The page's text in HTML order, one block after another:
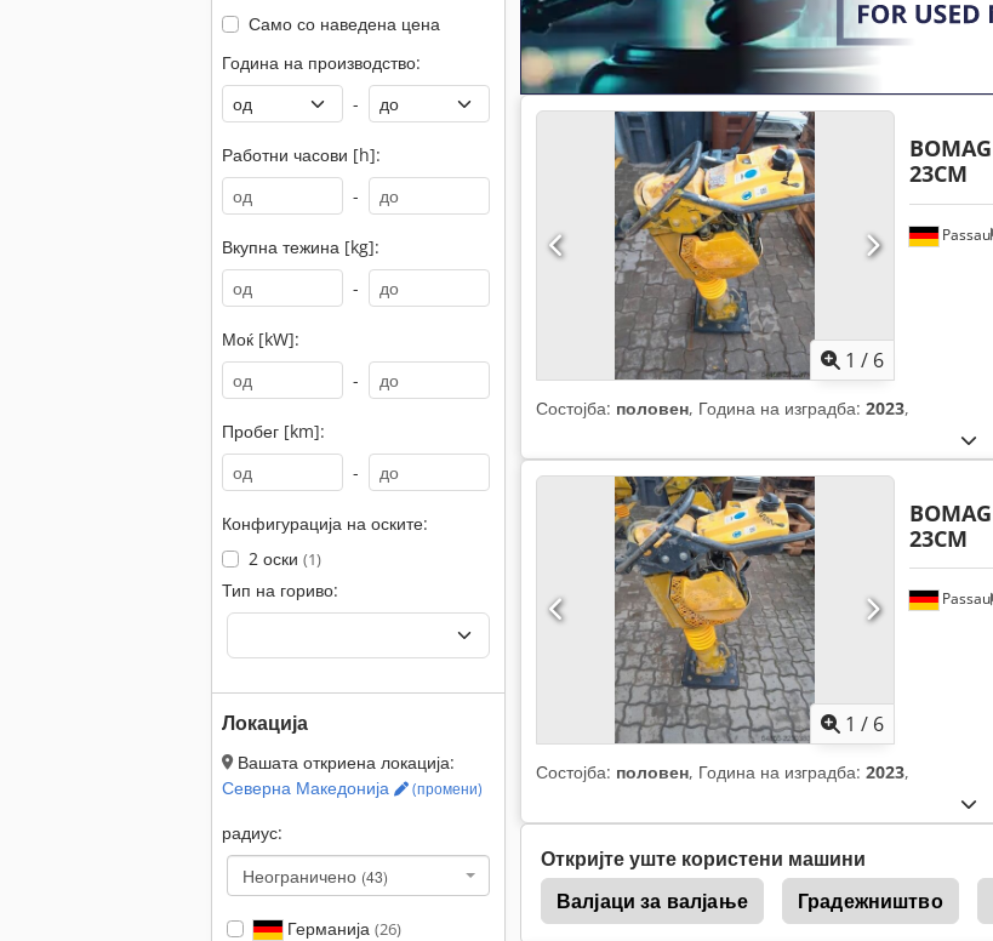
Само со наведена цена
Година на производство:
-
Работни часови [h]:
-
Вкупна тежина [kg]:
-
Моќ [kW]:
-
Пробег [km]:
-
Конфигурација на оските:
2 оски (1)
Тип на гориво:
Локација
Вашата откриена локација:
Северна Македонија
(промени)
радиус:
Неограничено (43)
Германија (26)
1 / 6
Passau
BOMAG
23CM
Состојба: половен, Година на изградба: 2023,
1 / 6
Passau
BOMAG
23CM
Состојба: половен, Година на изградба: 2023,
Откријте уште користени машини
Валјаци за валјање
Градежништво
Hamm 3518 Hamm 3414